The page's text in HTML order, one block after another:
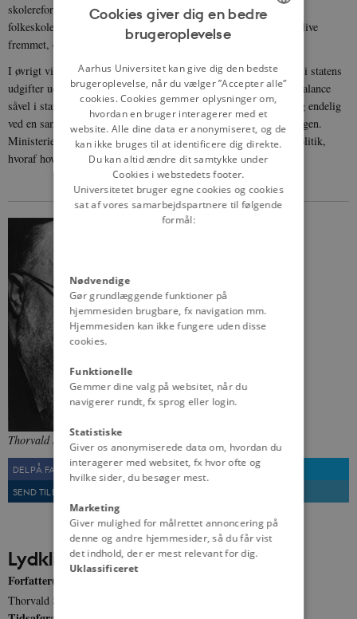
skolereformen, som i første række påkræves for en højnelse af
folkeskolen. Den allerede forberedte revision af straffeloven vil blive
fremmet, og arbejdet for ægteskabslovgivningen fortsat.
I øvrigt vil ministeriet søge at indføre virkelige indskrænkninger i statens
udgifter uden at angribe den nødvendige sociallovgivning, sund balance
såvel i statsvirksomhederne som i statsøkonomien som helhed og endelig
ved en samlet overvejelse forberede en revision af skattelovgivningen.
Ministeriet venter at findes fornøden støtte i Rigsdagen til den politik,
hvoraf hovedpunkter her er angivet.
Thorvald Stauning.Fra: Dansk Lydhistorie, Statsbiblioteket
DEL PÅ FACEBOOK
DEL PÅ TWITTER
SEND TIL EN VEN
Lydklip
Forfatter(e)
Thorvald Stauning
DANISH
Cookies giver dig en bedre
brugeroplevelse
Aarhus Universitet kan give dig den bedste
brugeroplevelse, når du vælger ”Accepter alle”
cookies. Cookies gemmer oplysninger om,
hvordan en bruger interagerer med et
website. Alle dine data er anonymiseret, og de
kan ikke bruges til at identificere dig direkte.
Du kan altid ændre dit samtykke under
Cookies i webstedets footer.
Universitetet bruger egne cookies og cookies
sat af vores samarbejdspartnere til følgende
formål:
Nødvendige
Gør grundlæggende funktioner på
hjemmesiden brugbare, fx navigation mm.
Hjemmesiden kan ikke fungere uden disse
cookies.
Funktionelle
Gemmer dine valg på websitet, når du
navigerer rundt, fx sprog eller login.
Statistiske
Giver os anonymiserede data om, hvordan du
interagerer med websitet, fx hvor ofte og
hvilke sider, du besøger mest.
Marketing
Giver mulighed for målrettet annoncering på
denne og andre hjemmesider, så du får vist
det indhold, der er mest relevant for dig.
Uklassificeret